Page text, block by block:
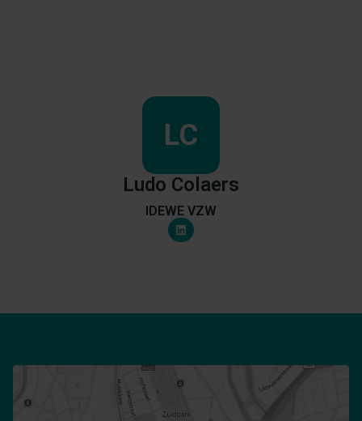
LC
Ludo Colaers
IDEWE VZW